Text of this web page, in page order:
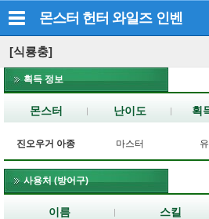
몬스터 헌터 와일즈 인벤
[식룡충]
획득 정보
몬스터 난이도 획
진오우거 아종 마스터
사용처 (방어구)
이름 스킬